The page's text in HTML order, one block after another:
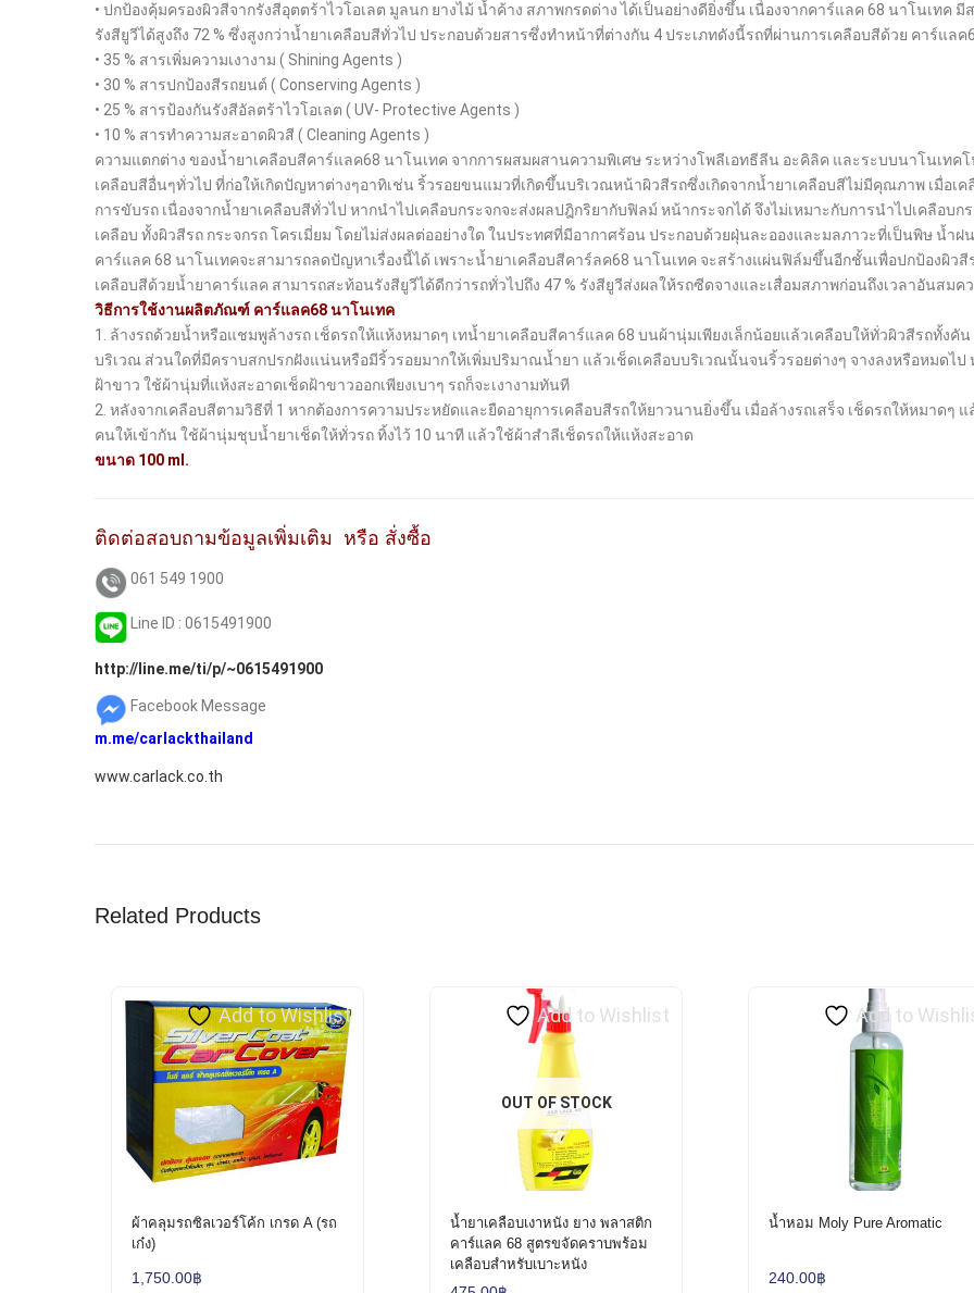
• ปกป้องคุ้มครองผิวสีจากรังสีอุตตร้าไวโอเลต มูลนก ยางไม้ น้ำค้าง สภาพกรดด่าง ได้เป็นอย่างดียิ่งขึ้น เนื่องจากคาร์แลค 68 นาโนเท
รังสียูวีได้สูงถึง 72 % ซึ่งสูงกว่าน้ำยาเคลือบสีทั่วไป ประกอบด้วยสารซึ่งทำหน้าที่ต่างกัน 4 ประเภทดังนี้รถที่ผ่านการเคลือบสีด้วย คาร์แลค
• 35 % สารเพิ่มความเงางาม ( Shining Agents )
• 30 % สารปกป้องสีรถยนต์ ( Conserving Agents )
• 25 % สารป้องกันรังสีอัลตร้าไวโอเลต ( UV- Protective Agents )
• 10 % สารทำความสะอาดผิวสี ( Cleaning Agents )
ความแตกต่าง ของน้ำยาเคลือบสีคาร์แลค68 นาโนเทค จากการผสมผสานความพิเศษ ระหว่างโพลีเอทธีลีน อะคิลิค และระบบนาโนเทค
เคลือบสีอื่นๆทั่วไป ที่ก่อให้เกิดปัญหาต่างๆอาทิเช่น ริ้วรอยขนแมวที่เกิดขึ้นบริเวณหน้าผิวสีรถซึ่งเกิดจากน้ำยาเคลือบสีไม่มีคุณภาพ เมื่อเ
การขับรถ เนื่องจากน้ำยาเคลือบสีทั่วไป หากนำไปเคลือบกระจกจะส่งผลปฎิกริยากับฟิลม์ หน้ากระจกได้ จึงไม่เหมาะกับการนำไปเคลือบ
เคลือบ ทั้งผิวสีรถ กระจกรถ โครเมี่ยม โดยไม่ส่งผลต่ออย่างใด ในประทศที่มีอากาศร้อน ประกอบด้วยฝุ่นละอองและมลภาวะที่เป็นพิษ น้ำ
คาร์แลค 68 นาโนเทคจะสามารถลดปัญหาเรื่องนี้ได้ เพราะน้ำยาเคลือบสีคาร์ลค68 นาโนเทค จะสร้างแผ่นฟิล์มขึ้นอีกชั้นเพื่อปกป้องผิว
เคลือบสีด้วยน้ำยาคาร์แลค สามารถสะท้อนรังสียูวีได้ดีกว่ารถทั่วไปถึง 47 % รังสียูวีส่งผลให้รถซีดจางและเสื่อมสภาพก่อนถึงเวลาอันสมค
วิธีการใช้งานผลิตภัณฑ์ คาร์แลค68 นาโนเทค
1. ล้างรถด้วยน้ำหรือแชมพูล้างรถ เช็ดรถให้แห้งหมาดๆ เทน้ำยาเคลือบสีคาร์แลค 68 บนผ้านุ่มเพียงเล็กน้อยแล้วเคลือบให้ทั่วผิวสีรถทั้งคั
บริเวณ ส่วนใดที่มีคราบสกปรกฝังแน่นหรือมีริ้วรอยมากให้เพิ่มปริมาณน้ำยา แล้วเช็ดเคลือบบริเวณนั้นจนริ้วรอยต่างๆ จางลงหรือหมดไป
ฝ้าขาว ใช้ผ้านุ่มที่แห้งสะอาดเช็ดฝ้าขาวออกเพียงเบาๆ รถก็จะเงางามทันที
2. หลังจากเคลือบสีตามวิธีที่ 1 หากต้องการความประหยัดและยืดอายุการเคลือบสีรถให้ยาวนานยิ่งขึ้น เมื่อล้างรถเสร็จ เช็ดรถให้หมาดๆ
คนให้เข้ากัน ใช้ผ้านุ่มชุบน้ำยาเช็ดให้ทั่วรถ ทิ้งไว้ 10 นาที แล้วใช้ผ้าสำลีเช็ดรถให้แห้งสะอาด
ขนาด 100 ml.
ติดต่อสอบถามข้อมูลเพิ่มเติม หรือ สั่งซื้อ
061 549 1900
Line ID : 0615491900
http://line.me/ti/p/~0615491900
Facebook Message
m.me/carlackthailand
www.carlack.co.th
Related Products
Add to Wishlist
ผ้าคลุมรถซิลเวอร์โค้ก เกรด A (รถ
เก๋ง)
1,750.00฿
OUT OF STOCK
Add to Wishlist
น้ำยาเคลือบเงาหนัง ยาง พลาสติก
คาร์แลค 68 สูตรขจัดคราบพร้อม
เคลือบสำหรับเบาะหนัง
Add to
น้ำหอม Moly Pure Aromatic
240.00฿